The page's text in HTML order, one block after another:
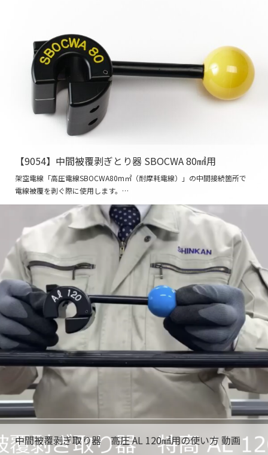
【9054】中間被覆剥ぎとり器 SBOCWA 80㎟用
架空電線「高圧電線SBOCWA80m㎡（耐摩耗電線）」の中間接続箇所で
電線被覆を剥ぐ際に使用します。…
中間被覆剥ぎ取り器 高圧 AL 120㎟用の使い方 動画